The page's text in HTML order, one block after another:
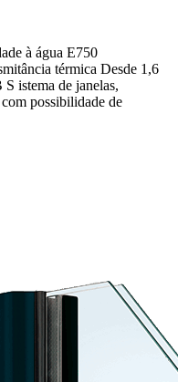
à água E750
térmica Desde 1,6
istema de janelas,
possibilidade de